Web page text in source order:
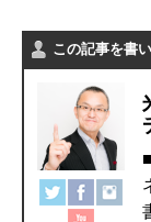
この記事を書